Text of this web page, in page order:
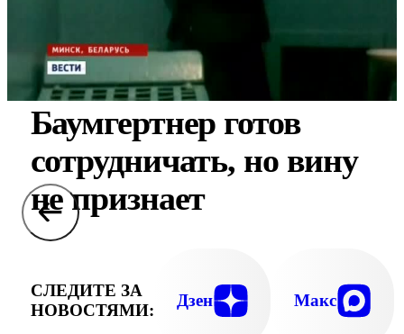
Баумгертнер готов
сотрудничать, но вину
не признает
СЛЕДИТЕ ЗА
НОВОСТЯМИ:
Дзен Макс